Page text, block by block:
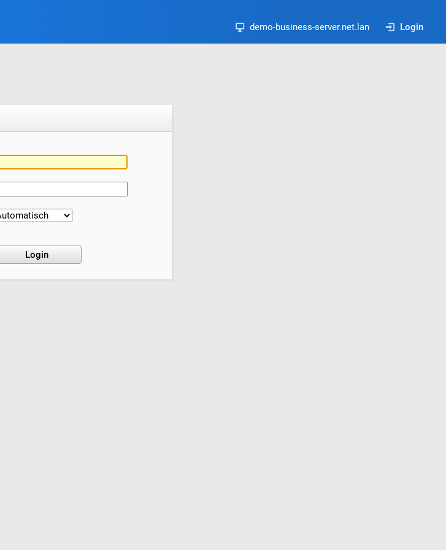
demo-business-server.net.lan Login